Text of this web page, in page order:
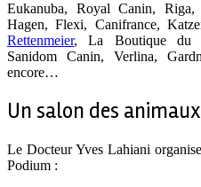
Eukanuba, Royal Canin,
Hagen, Flexi, Canifrance,
Rettenmeier, La Boutique du
Sanidom Canin, Verlina,
encore…
Un salon des
Le Docteur Yves Lahiani
Podium :